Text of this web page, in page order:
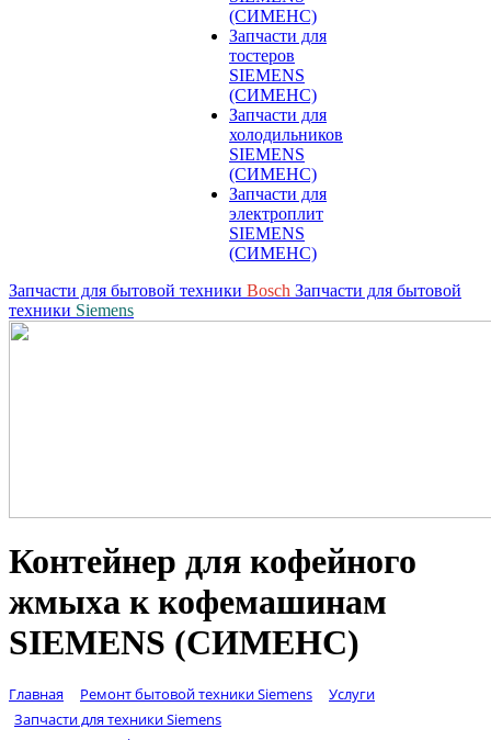
(СИМЕНС)
Запчасти для
тостеров
SIEMENS
(СИМЕНС)
Запчасти для
холодильников
SIEMENS
(СИМЕНС)
Запчасти для
электроплит
SIEMENS
(СИМЕНС)
Запчасти для бытовой техники Bosch Запчасти для бытовой
техники Siemens
Контейнер для кофейного
жмыха к кофемашинам
SIEMENS (СИМЕНС)
Главная Ремонт бытовой техники Siemens
Услуги
Запчасти для техники Siemens